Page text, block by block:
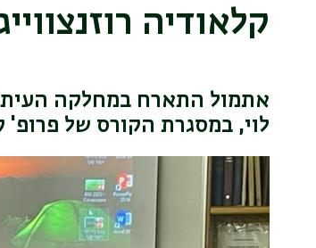
קלאודיה
אתמול התארח במחלקה
לוי, במסגרת הקורס של פרופ'